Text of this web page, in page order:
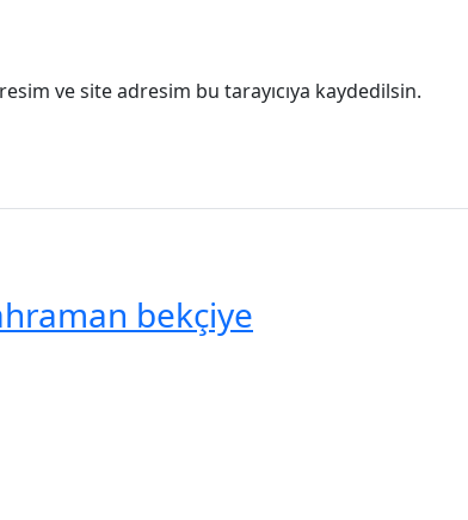
ve site adresim bu tarayıcıya kaydedilsin.
bekçiye